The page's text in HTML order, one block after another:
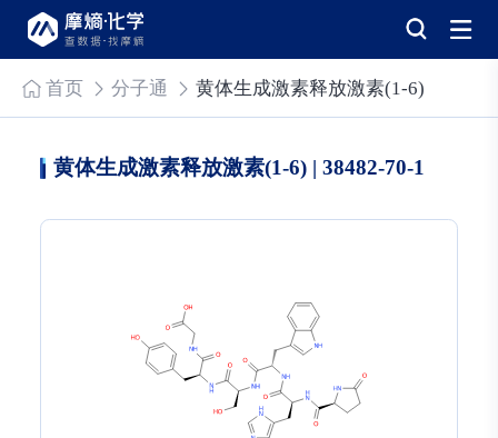
首页 分子通 黄体生成激素释放激素(1-6)
黄体生成激素释放激素(1-6) | 38482-70-1